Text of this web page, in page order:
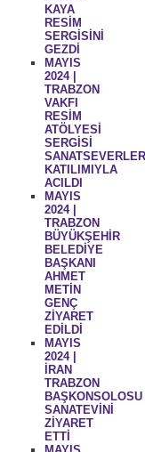
KAYA
RESİM
SERGİSİNİ
GEZDİ
MAYIS
2024 |
TRABZON
VAKFI
RESİM
ATÖLYESİ
SERGİSİ
KATILIMIYLA
ACILDI
MAYIS
2024 |
TRABZON
BÜYÜKŞEHİR
BELEDİYE
BAŞKANI
AHMET
METİN
GENÇ
ZİYARET
EDİLDİ
MAYIS
2024 |
İRAN
TRABZON
BAŞKONSOLOSU
SANATEVİNİ
ZİYARET
ETTİ